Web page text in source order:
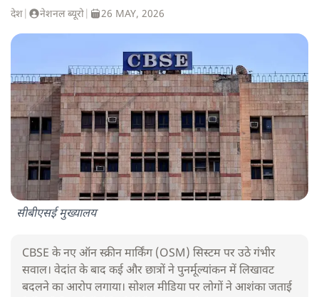
देश नेशनल ब्यूरो 26 MAY, 2026
सीबीएसई मुख्यालय
CBSE के नए ऑन स्क्रीन मार्किंग (OSM) सिस्टम पर उठे गंभीर
सवाल। वेदांत के बाद कई और छात्रों ने पुनर्मूल्यांकन में लिखावट
बदलने का आरोप लगाया। सोशल मीडिया पर लोगों ने आशंका जताई